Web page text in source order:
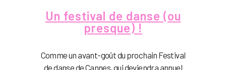
Un festival de danse (ou
presque) !
Comme un avant-goût du prochain Festival
de danse de Cannes, qui deviendra annuel